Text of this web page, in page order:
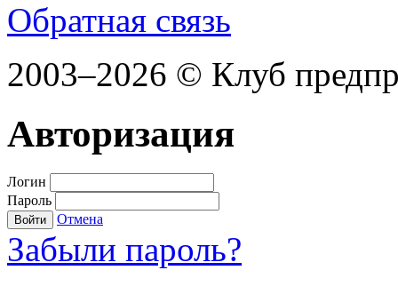
Обратная связь
2003–2026 © Клуб
Авторизация
Логин
Пароль
Войти Отмена
Забыли пароль?